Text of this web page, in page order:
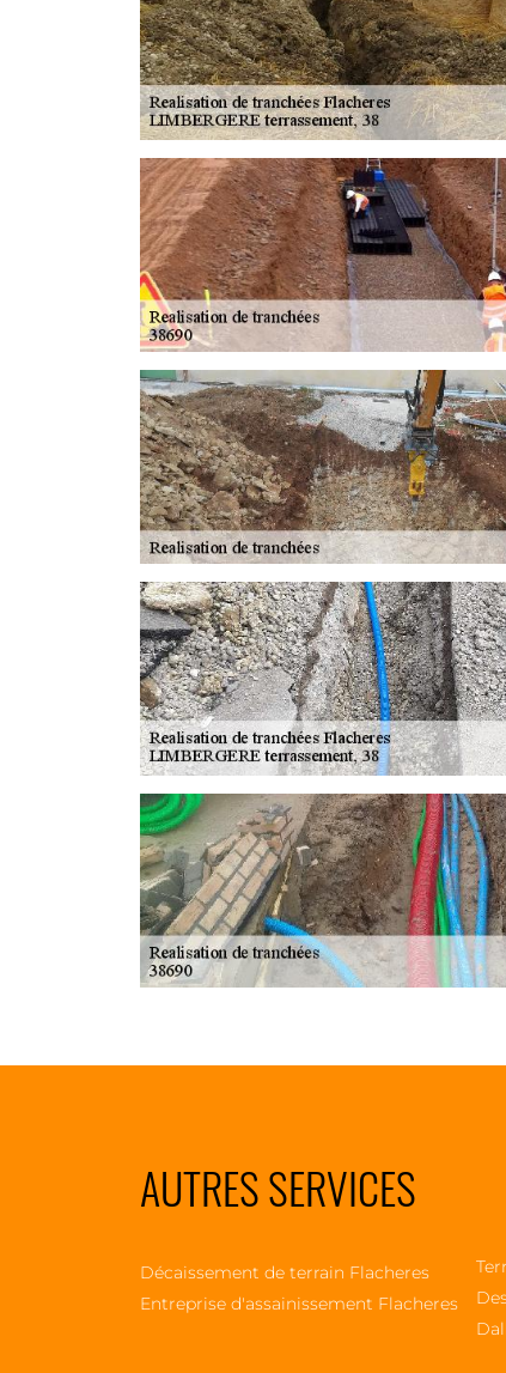
AUTRES SERVICES
Décaissement de terrain Flacheres
Entreprise d'assainissement Flacheres